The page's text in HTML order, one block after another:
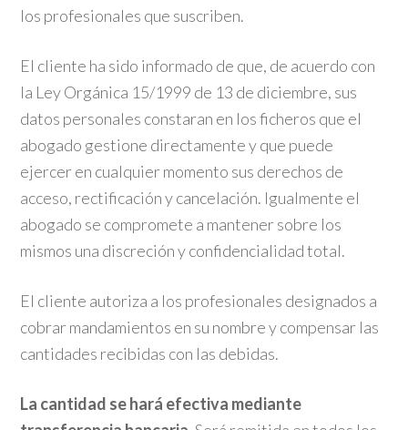
los profesionales que suscriben.
El cliente ha sido informado de que, de acuerdo con
la Ley Orgánica 15/1999 de 13 de diciembre, sus
datos personales constaran en los ficheros que el
abogado gestione directamente y que puede
ejercer en cualquier momento sus derechos de
acceso, rectificación y cancelación. Igualmente el
abogado se compromete a mantener sobre los
mismos una discreción y confidencialidad total.
El cliente autoriza a los profesionales designados a
cobrar mandamientos en su nombre y compensar las
cantidades recibidas con las debidas.
La cantidad se hará efectiva mediante